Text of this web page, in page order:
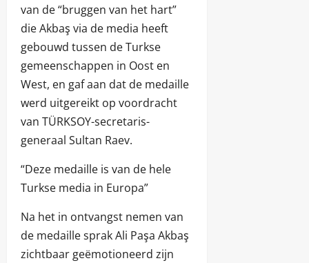
van de “bruggen van het hart”
die Akbaş via de media heeft
gebouwd tussen de Turkse
gemeenschappen in Oost en
West, en gaf aan dat de medaille
werd uitgereikt op voordracht
van TÜRKSOY-secretaris-
generaal Sultan Raev.
“Deze medaille is van de hele
Turkse media in Europa”
Na het in ontvangst nemen van
de medaille sprak Ali Paşa Akbaş
zichtbaar geëmotioneerd zijn